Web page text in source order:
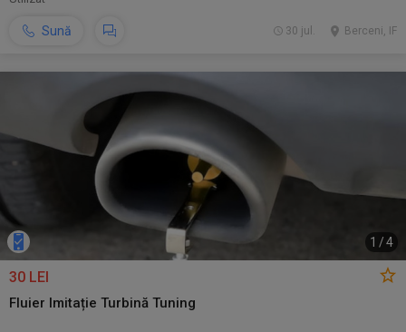
Sună Berceni, IF
30 jul.
1 /4
30 LEI
Fluier Imitație Turbină Tuning